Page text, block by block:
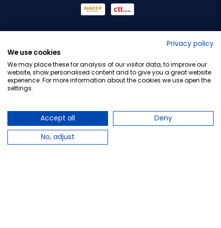
Privacy policy
We use cookies
We may place these for analysis of our visitor data, to improve our
website, show personalised content and to give you a great website
experience. For more information about the cookies we use open the
settings.
Accept all
Deny
No, adjust